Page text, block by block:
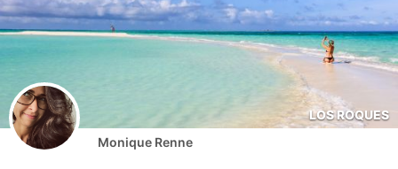
LOS ROQUES
Monique Renne